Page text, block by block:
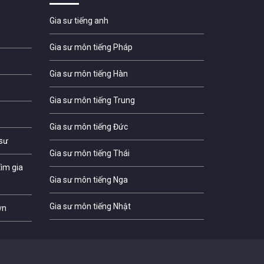
gia
Gia sư tiếng anh
Gia sư môn tiếng Pháp
Gia sư môn tiếng Hàn
Gia sư môn tiếng Trung
Gia sư môn tiếng Đức
Gia sư môn tiếng Thái
Gia sư môn tiếng Nga
Gia sư môn tiếng Nhật